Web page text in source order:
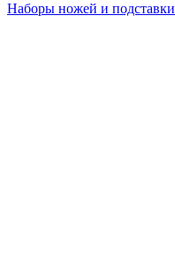
Наборы ножей и подставки